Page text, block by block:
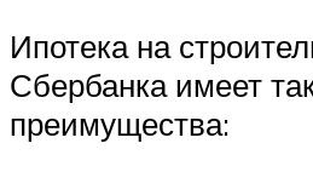
Ипотека на
Сбербанка имеет
преимущества: